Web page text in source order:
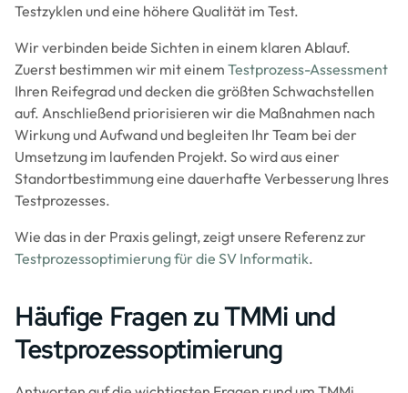
Testzyklen und eine höhere Qualität im Test.
Wir verbinden beide Sichten in einem klaren Ablauf.
Zuerst bestimmen wir mit einem Testprozess-Assessment
Ihren Reifegrad und decken die größten Schwachstellen
auf. Anschließend priorisieren wir die Maßnahmen nach
Wirkung und Aufwand und begleiten Ihr Team bei der
Umsetzung im laufenden Projekt. So wird aus einer
Standortbestimmung eine dauerhafte Verbesserung Ihres
Testprozesses.
Wie das in der Praxis gelingt, zeigt unsere Referenz zur
Testprozessoptimierung für die SV Informatik.
Häufige Fragen zu TMMi und
Testprozessoptimierung